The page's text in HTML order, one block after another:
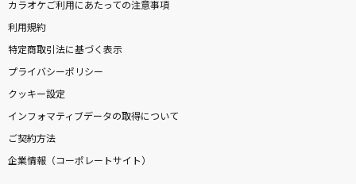
カラオケご利用にあたっての注意事項
利用規約
特定商取引法に基づく表示
プライバシーポリシー
クッキー設定
インフォマティブデータの取得について
ご契約方法
企業情報（コーポレートサイト）